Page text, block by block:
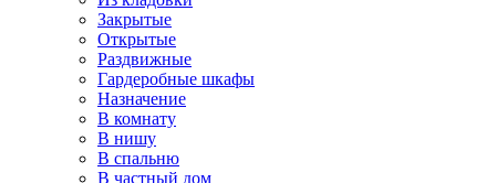
Закрытые
Открытые
Раздвижные
Гардеробные шкафы
Назначение
В комнату
В нишу
В спальню
В частный дом